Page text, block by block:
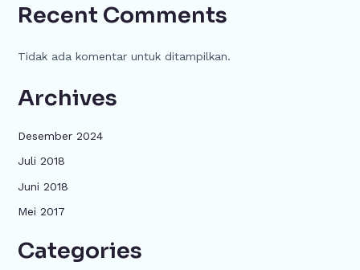
Recent Comments
Tidak ada komentar untuk ditampilkan.
Archives
Desember 2024
Juli 2018
Juni 2018
Mei 2017
Categories